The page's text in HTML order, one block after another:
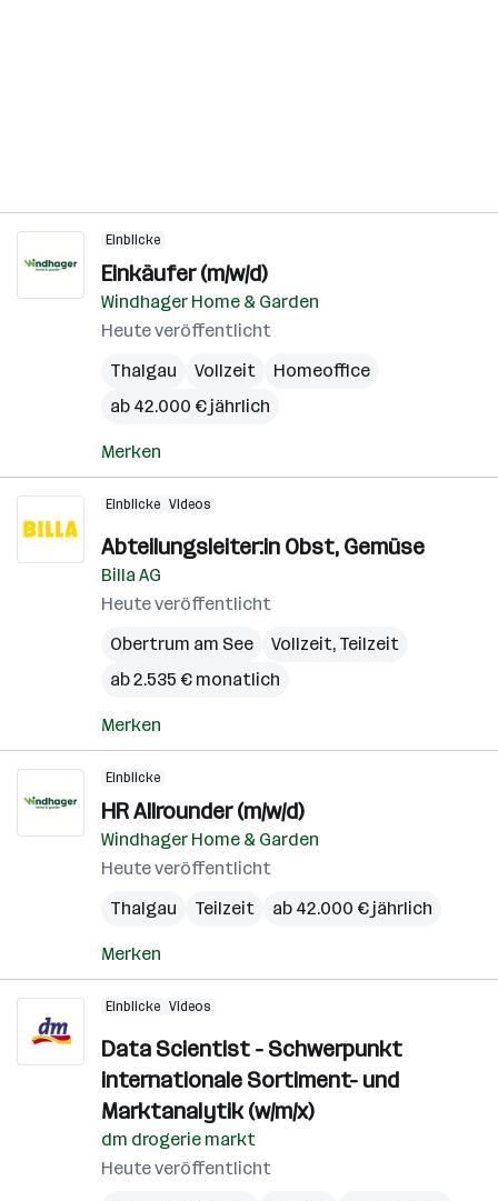
Einblicke
Einkäufer (m/w/d)
Windhager Home & Garden
Heute veröffentlicht
Thalgau
Vollzeit
Homeoffice
ab 42.000 € jährlich
Merken
Einblicke Videos
Abteilungsleiter:in Obst, Gemüse
Billa AG
Heute veröffentlicht
Obertrum am See
Vollzeit, Teilzeit
ab 2.535 € monatlich
Merken
Einblicke
HR Allrounder (m/w/d)
Windhager Home & Garden
Heute veröffentlicht
Thalgau
Teilzeit ab 42.000 € jährlich
Merken
Einblicke Videos
Data Scientist - Schwerpunkt
internationale Sortiment- und
Marktanalytik (w/m/x)
dm drogerie markt
Heute veröffentlicht